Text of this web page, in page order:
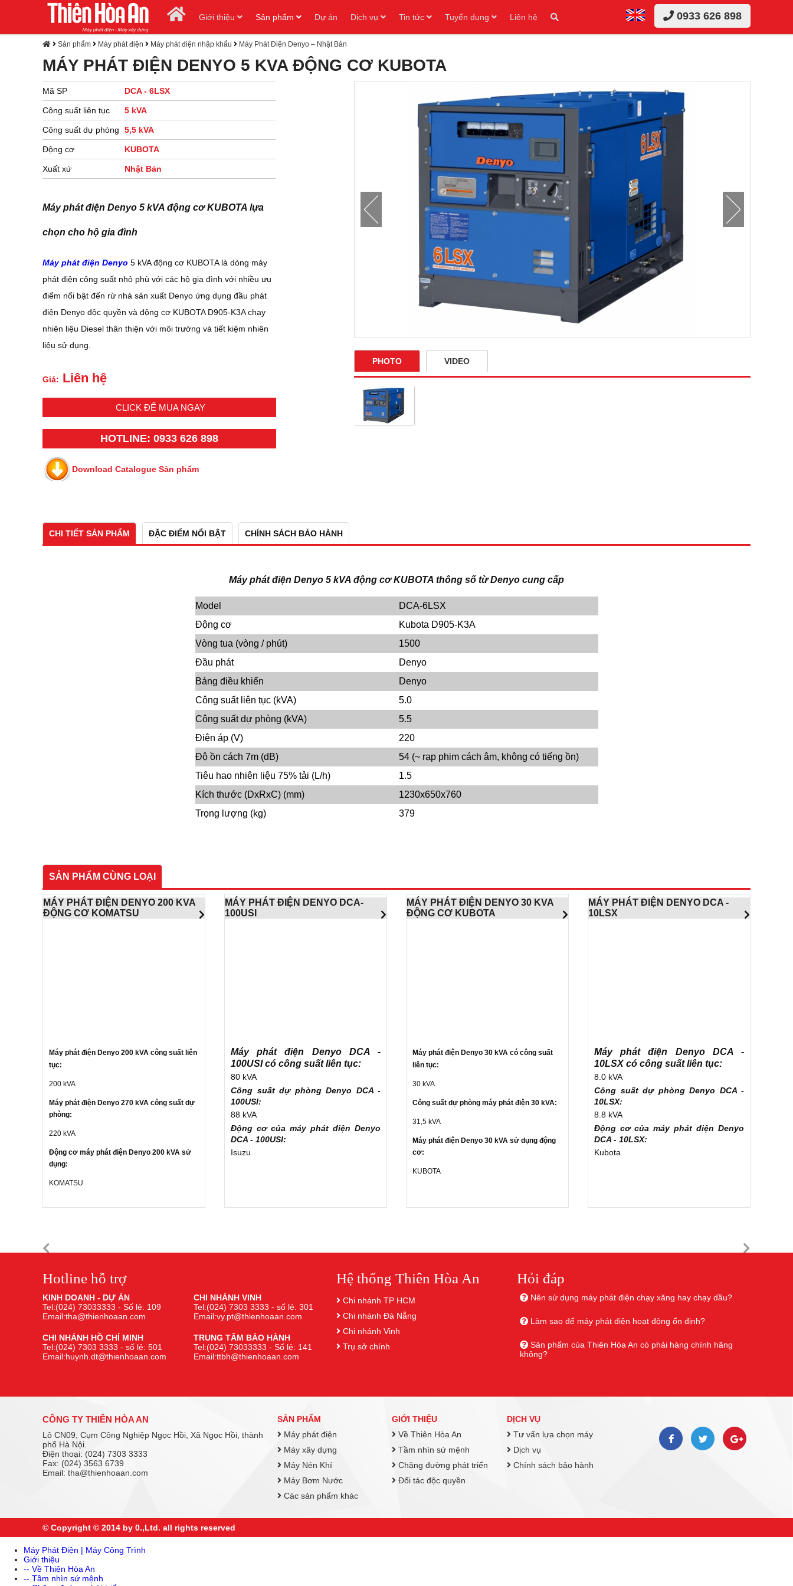
0933 626 898
Giới thiệu Sản phẩm Dự án Dịch vụ Tin tức Tuyển dụng Liên hệ
Sản phẩm Máy phát điện Máy phát điện nhập khẩu Máy Phát Điện Denyo – Nhật Bản
MÁY PHÁT ĐIỆN DENYO 5 KVA ĐỘNG CƠ KUBOTA
Mã SP DCA - 6LSX
Công suất liên tục 5 kVA
Công suất dự phòng 5,5 kVA
Động cơ KUBOTA
Xuất xứ Nhật Bản
Máy phát điện Denyo 5 kVA động cơ KUBOTA lựa
chọn cho hộ gia đình
Máy phát điện Denyo 5 kVA động cơ KUBOTA là dòng máy
phát điện công suất nhỏ phù với các hộ gia đình với nhiều ưu
điểm nổi bật đến rừ nhà sản xuất Denyo ứng dụng đầu phát
điện Denyo độc quyền và động cơ KUBOTA D905-K3A chạy
nhiên liệu Diesel thân thiện với môi trường và tiết kiệm nhiên
liệu sử dụng.
Giá: Liên hệ
CLICK ĐỂ MUA NGAY
HOTLINE: 0933 626 898
Download Catalogue Sản phẩm
PHOTO VIDEO
CHI TIẾT SẢN PHẨM ĐẶC ĐIỂM NỔI BẬT CHÍNH SÁCH BẢO HÀNH
Máy phát điện Denyo 5 kVA động cơ KUBOTA thông số từ Denyo cung cấp
Model
DCA-6LSX
Động cơ
Kubota D905-K3A
Vòng tua (vòng / phút)
1500
Đầu phát
Denyo
Bảng điều khiển
Denyo
Công suất liên tục (kVA)
5.0
Công suất dự phòng (kVA)
5.5
Điện áp (V)
220
Độ ồn cách 7m (dB)
54 (~ rạp phim cách âm, không có tiếng ồn)
Tiêu hao nhiên liệu 75% tải (L/h)
1.5
Kích thước (DxRxC) (mm)
1230x650x760
Trọng lượng (kg)
379
SẢN PHẨM CÙNG LOẠI
MÁY PHÁT ĐIỆN DENYO 200 KVA
ĐỘNG CƠ KOMATSU
Máy phát điện Denyo 200 kVA công suất liên
tục:
200 kVA
Máy phát điện Denyo 270 kVA công suất dự
phòng:
220 kVA
Động cơ máy phát điện Denyo 200 kVA sử
dụng:
KOMATSU
MÁY PHÁT ĐIỆN DENYO DCA-
100USI
Máy phát điện Denyo DCA -
100USI có công suất liên tục:
80 kVA
Công suất dự phòng Denyo DCA -
100USI:
88 kVA
Động cơ của máy phát điện Denyo
DCA - 100USI:
Isuzu
MÁY PHÁT ĐIỆN DENYO 30 KVA
ĐỘNG CƠ KUBOTA
Máy phát điện Denyo 30 kVA có công suất
liên tục:
30 kVA
Công suất dự phòng máy phát điện 30 kVA:
31,5 kVA
Máy phát điện Denyo 30 kVA sử dụng động
cơ:
KUBOTA
MÁY PHÁT ĐIỆN DENYO DCA -
10LSX
Máy phát điện Denyo DCA -
10LSX có công suất liên tục:
8.0 kVA
Công suất dự phòng Denyo DCA -
10LSX:
8.8 kVA
Động cơ của máy phát điện Denyo
DCA - 10LSX:
Kubota
Hotline hỗ trợ
KINH DOANH - DỰ ÁN
Tel:(024) 73033333 - Số lẻ: 109
Email:tha@thienhoaan.com
CHI NHÁNH VINH
Tel:(024) 7303 3333 - số lẻ: 301
Email:vy.pt@thienhoaan.com
CHI NHÁNH HỒ CHÍ MINH
Tel:(024) 7303 3333 - số lẻ: 501
Email:huynh.dt@thienhoaan.com
TRUNG TÂM BẢO HÀNH
Tel:(024) 73033333 - Số lẻ: 141
Email:ttbh@thienhoaan.com
Hệ thống Thiên Hòa An
Chi nhánh TP HCM
Chi nhánh Đà Nẵng
Chi nhánh Vinh
Trụ sở chính
Hỏi đáp
Nên sử dụng máy phát điện chạy xăng hay chạy dầu?
Làm sao để máy phát điện hoạt động ổn định?
Sản phẩm của Thiên Hòa An có phải hàng chính hãng
không?
CÔNG TY THIÊN HÒA AN
Lô CN09, Cụm Công Nghiệp Ngọc Hồi, Xã Ngọc Hồi, thành
phố Hà Nội.
Điện thoại: (024) 7303 3333
Fax: (024) 3563 6739
Email: tha@thienhoaan.com
SẢN PHẨM
Máy phát điện
Máy xây dựng
Máy Nén Khí
Máy Bơm Nước
Các sản phẩm khác
GIỚI THIỆU
Về Thiên Hòa An
Tầm nhìn sứ mệnh
Chặng đường phát triển
Đối tác độc quyền
DỊCH VỤ
Tư vấn lựa chọn máy
Dịch vụ
Chính sách bảo hành
© Copyright © 2014 by 0.,Ltd. all rights reserved
Máy Phát Điện | Máy Công Trình
Giới thiệu
-- Về Thiên Hòa An
-- Tầm nhìn sứ mệnh